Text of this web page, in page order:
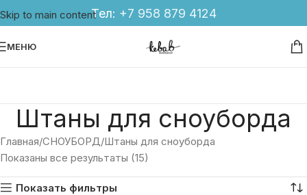
Skip to main contentТел: +7 958 879 4124
МЕНЮ
Штаны для сноуборда
Главная СНОУБОРД Штаны для сноуборда
Показаны все результаты (15)
Показать фильтры